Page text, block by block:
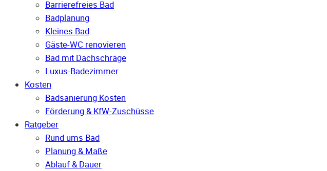
Barrierefreies Bad
Badplanung
Kleines Bad
Gäste-WC renovieren
Bad mit Dachschräge
Luxus-Badezimmer
Kosten
Badsanierung Kosten
Förderung & KfW-Zuschüsse
Ratgeber
Rund ums Bad
Planung & Maße
Ablauf & Dauer